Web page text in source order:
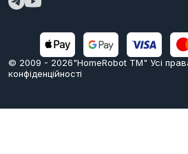
© 2009 - 2026"HomeRobot ТМ" Усi
конфіденційності